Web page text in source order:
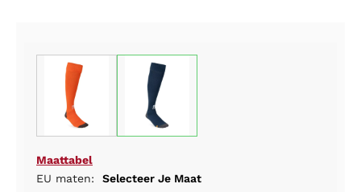
Maattabel
EU maten:
Selecteer Je Maat